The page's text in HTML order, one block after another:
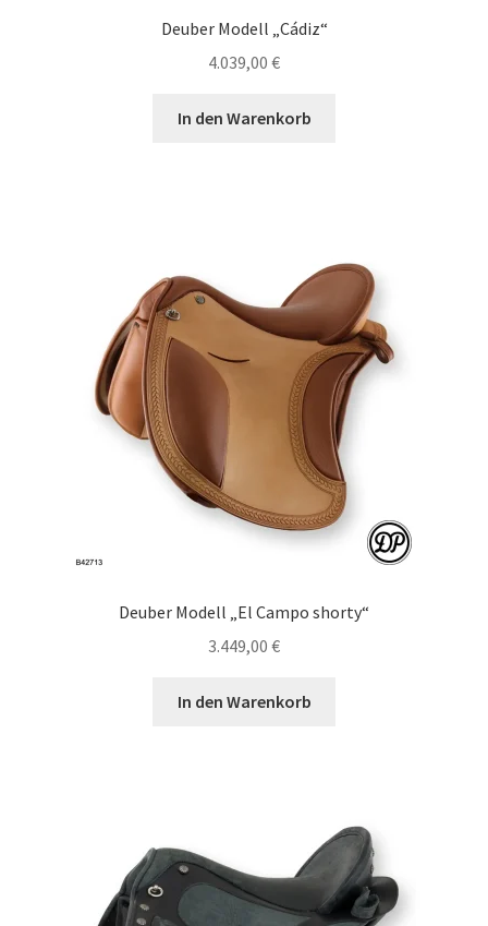
Deuber Modell „Cádiz“
4.039,00 €
In den Warenkorb
Deuber Modell „El Campo shorty“
3.449,00 €
In den Warenkorb